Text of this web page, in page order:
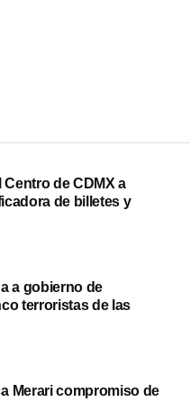
Centro de CDMX a
de billetes y
a gobierno de
terroristas de las
Merari compromiso de